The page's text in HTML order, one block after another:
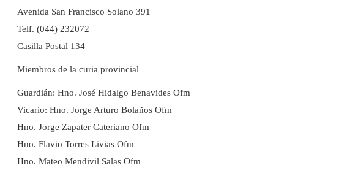
Avenida San Francisco Solano 391
Telf. (044) 232072
Casilla Postal 134
Miembros de la curia provincial
Guardián: Hno. José Hidalgo Benavides Ofm
Vicario: Hno. Jorge Arturo Bolaños Ofm
Hno. Jorge Zapater Cateriano Ofm
Hno. Flavio Torres Livias Ofm
Hno. Mateo Mendivil Salas Ofm